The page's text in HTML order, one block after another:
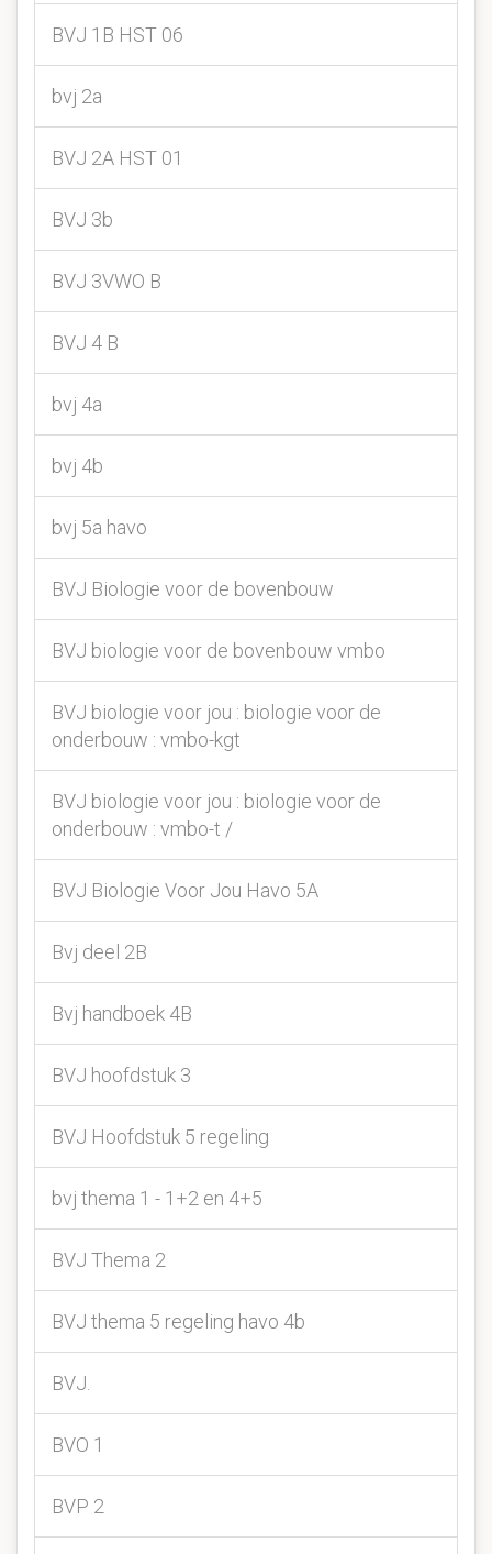
BVJ 1B HST 06
bvj 2a
BVJ 2A HST 01
BVJ 3b
BVJ 3VWO B
BVJ 4 B
bvj 4a
bvj 4b
bvj 5a havo
BVJ Biologie voor de bovenbouw
BVJ biologie voor de bovenbouw vmbo
BVJ biologie voor jou : biologie voor de
onderbouw : vmbo-kgt
BVJ biologie voor jou : biologie voor de
onderbouw : vmbo-t /
BVJ Biologie Voor Jou Havo 5A
Bvj deel 2B
Bvj handboek 4B
BVJ hoofdstuk 3
BVJ Hoofdstuk 5 regeling
bvj thema 1 - 1+2 en 4+5
BVJ Thema 2
BVJ thema 5 regeling havo 4b
BVJ.
BVO 1
BVP 2